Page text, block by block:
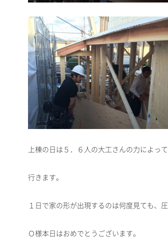
上棟の日は５．６人の大工さんの力によっ
行きます。
１日で家の形が出現するのは何度見ても、圧
Ｏ様本日はおめでとうございます。